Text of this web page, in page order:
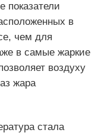
показатели
в
чем для
в самые жаркие
воздуху
жара
стала